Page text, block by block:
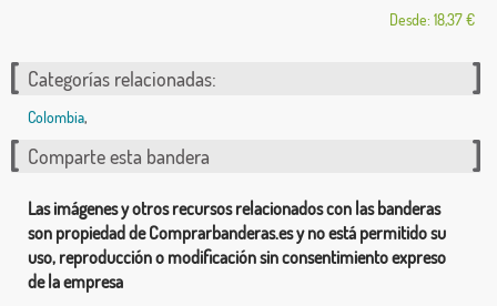
Desde: 18,37 €
Categorías relacionadas:
Colombia,
Comparte esta bandera
Las imágenes y otros recursos relacionados con las banderas
son propiedad de Comprarbanderas.es y no está permitido su
uso, reproducción o modificación sin consentimiento expreso
de la empresa